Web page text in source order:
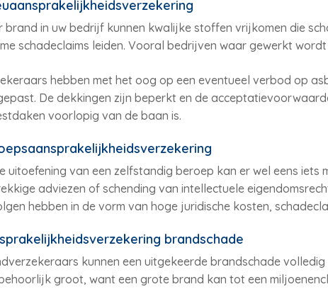
brand in uw bedrijf kunnen kwalijke stoffen vrijkomen die
schadeclaims leiden. Vooral bedrijven waar gewerkt
hebben met het oog op een eventueel verbod op
De dekkingen zijn beperkt en de
voorlopig van de baan is.
uitoefening van een zelfstandig beroep kan er wel eens iets
adviezen of schending van intellectuele
hebben in de vorm van hoge juridische kosten,
brandschade
kunnen een uitgekeerde brandschade
groot, want een grote brand kan tot een